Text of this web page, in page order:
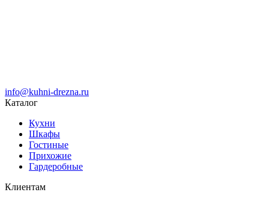
info@kuhni-drezna.ru
Каталог
Кухни
Шкафы
Гостиные
Прихожие
Гардеробные
Клиентам